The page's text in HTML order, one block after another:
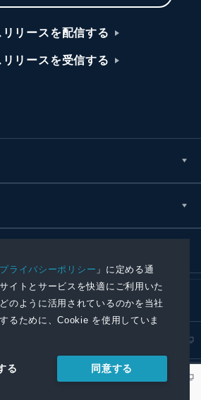
プライバシーポリシー 」に定める通
イトとサービスを快適にご利用いた
のように活用されているのかを当社
るために、Cookie を使用していま
る 同意する
リリースを配信する
リリースを受信する